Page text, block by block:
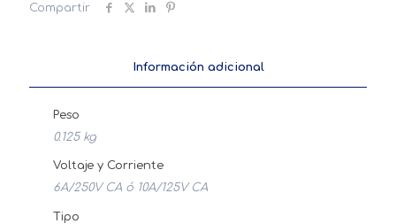
120VAC-
Compartir
Información adicional
Peso
0.125 kg
Voltaje y Corriente
6A/250V CA ó 10A/125V CA
Tipo